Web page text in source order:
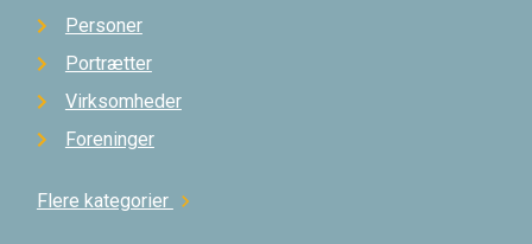
Personer
Portrætter
Virksomheder
Foreninger
Flere kategorier chevron_right